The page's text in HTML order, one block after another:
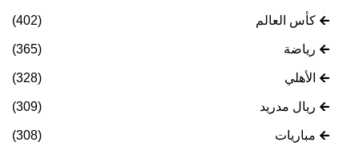
كأس العالم (402)
رياضة (365)
الأهلي (328)
ريال مدريد (309)
مباريات (308)